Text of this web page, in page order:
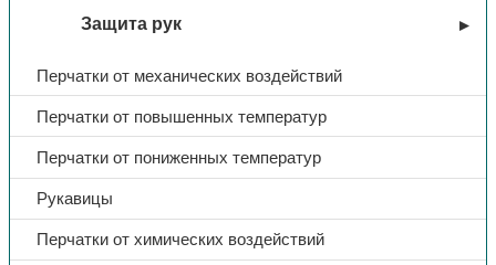
Защита рук
Перчатки от механических воздействий
Перчатки от повышенных температур
Перчатки от пониженных температур
Рукавицы
Перчатки от химических воздействий
Трикотажные изделия
Футболки/поло
Нательное/Термобелье
Обувь
Летние ботинки
Летние сапоги